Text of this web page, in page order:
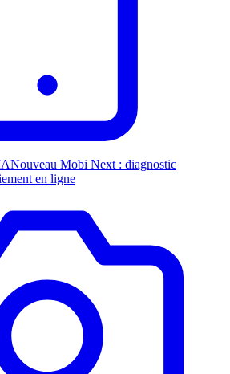
Nouveau Mobi Next : diagnostic
en ligne